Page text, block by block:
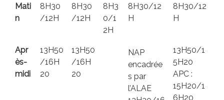
Mati
n
8H30
/12H
8H30
/12H
8H3
0/1
2H
8H30/12
H
8H30/12
H
Apr
ès-
midi
13H50
/16H
20
13H50
/16H
20
NAP
encadrée
s par
l’ALAE
13H50/1
5H20
APC :
15H20/1
6H20